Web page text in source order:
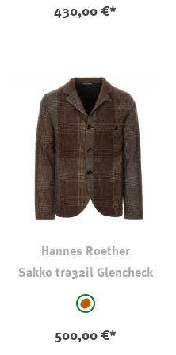
430,00 €*
Hannes Roether
Sakko tra32il Glencheck
auswählen
braun - kariert
500,00 €*